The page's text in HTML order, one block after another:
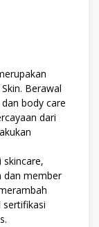
Berawal
body care
dari
dan member
sertifikasi